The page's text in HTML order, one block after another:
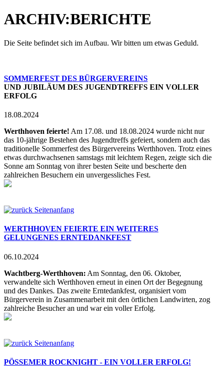
ARCHIV:BERICHTE
Die Seite befindet sich im Aufbau. Wir bitten um etwas Geduld.
SOMMERFEST DES BÜRGERVEREINS
UND JUBILÄUM DES JUGENDTREFFS EIN VOLLER
ERFOLG
18.08.2024
Werthhoven feierte! Am 17.08. und 18.08.2024 wurde nicht nur
das 10-jährige Bestehen des Jugendtreffs gefeiert, sondern auch das
traditionelle Sommerfest des Bürgervereins Werthhoven. Trotz eines
etwas durchwachsenen samstags mit leichtem Regen, zeigte sich die
Sonne am Sonntag von ihrer besten Seite und bescherte den
zahlreichen Besuchern ein unvergessliches Fest.
Seitenanfang
WERTHHOVEN FEIERTE EIN WEITERES
GELUNGENES ERNTEDANKFEST
06.10.2024
Wachtberg-Werthhoven: Am Sonntag, den 06. Oktober,
verwandelte sich Werthhoven erneut in einen Ort der Begegnung
und des Dankes. Das zweite Erntedankfest, organisiert vom
Bürgerverein in Zusammenarbeit mit den örtlichen Landwirten, zog
zahlreiche Besucher an und war ein voller Erfolg.
Seitenanfang
PÖSSEMER ROCKNIGHT - EIN VOLLER ERFOLG!